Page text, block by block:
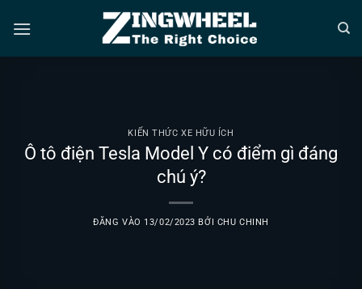
qua
KIẾN THỨC XE HỮU ÍCH
Ô tô điện Tesla Model Y có điểm gì đáng
chú ý?
ĐĂNG VÀO 13/02/2023 BỞI CHU CHINH